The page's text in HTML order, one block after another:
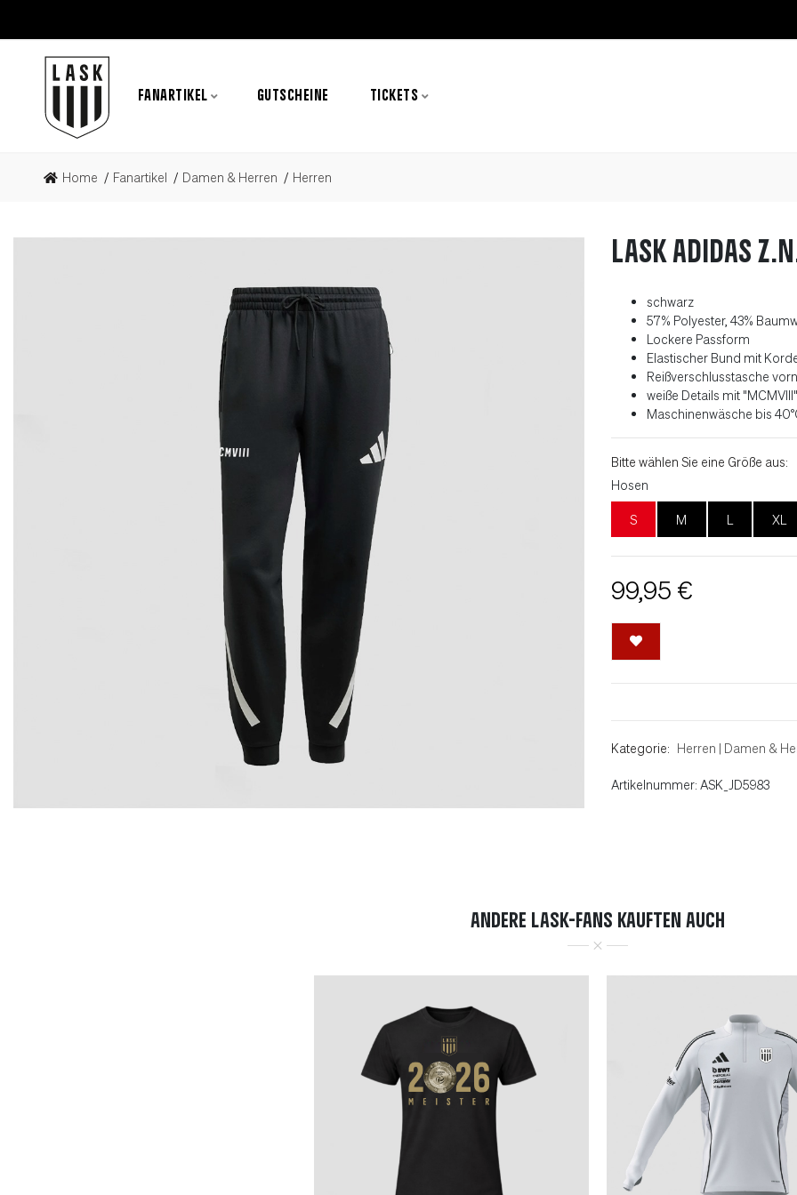
FANARTIKEL GUTSCHEINE TICKETS
Home Fanartikel Damen & Herren Herren
LASK adidas
schwarz
57% Polyester, 43%
Lockere Passform
Elastischer Bund mit
Reißverschlusstasche
weiße Details mit
Maschinenwäsche bis 40
Bitte wählen Sie eine Größe aus:
Hosen
S M L XL
99,95 €
Kategorie: Herren | Damen &
Artikelnummer: ASK_JD5983
ANDERE LASK-FANS KAUFTEN AUCH